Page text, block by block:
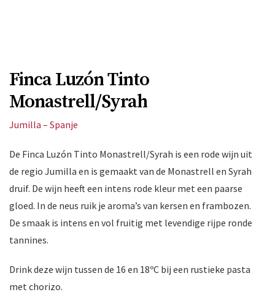
Finca Luzón Tinto
Monastrell/Syrah
Jumilla – Spanje
De Finca Luzón Tinto Monastrell/Syrah is een rode wijn uit
de regio Jumilla en is gemaakt van de Monastrell en Syrah
druif. De wijn heeft een intens rode kleur met een paarse
gloed. In de neus ruik je aroma’s van kersen en frambozen.
De smaak is intens en vol fruitig met levendige rijpe ronde
tannines.
Drink deze wijn tussen de 16 en 18ºC bij een rustieke pasta
met chorizo.